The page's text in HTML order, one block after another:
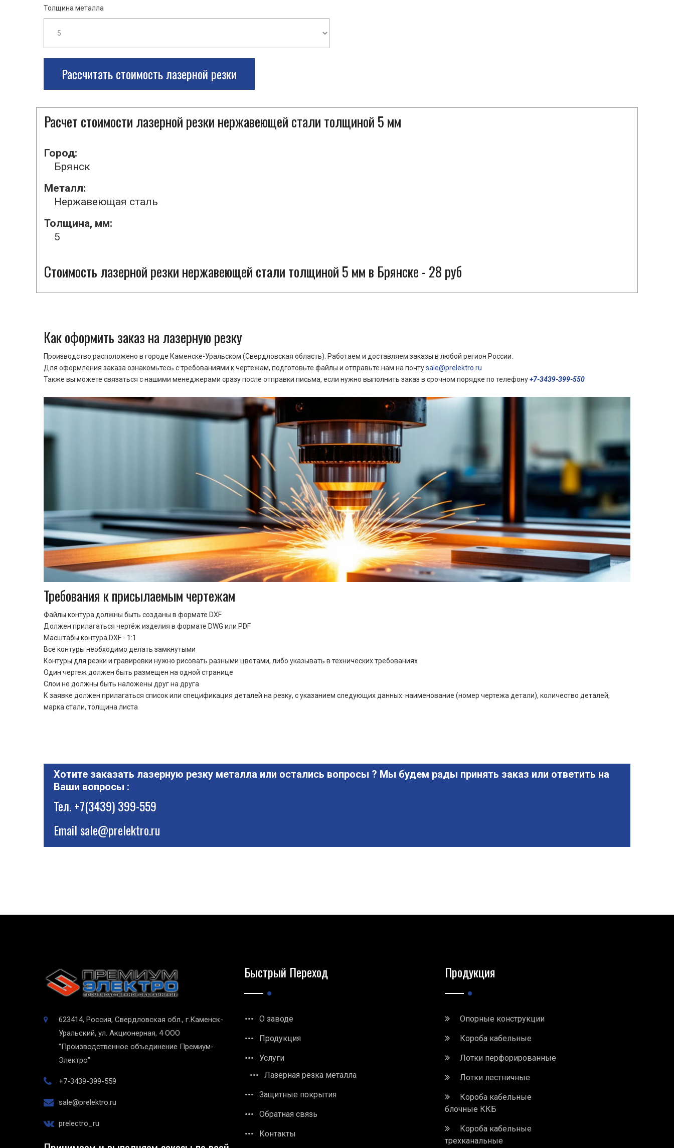
Толщина металла
Рассчитать стоимость лазерной резки
Расчет стоимости лазерной резки нержавеющей стали толщиной 5 мм
Город:
Брянск
Металл:
Нержавеющая сталь
Толщина, мм:
5
Стоимость лазерной резки нержавеющей стали толщиной 5 мм в Брянске - 28 руб
Как оформить заказ на лазерную резку
Производство расположено в городе Каменске-Уральском (Свердловская область). Работаем и доставляем заказы в любой регион России.
Для оформления заказа ознакомьтесь с требованиями к чертежам, подготовьте файлы и отправьте нам на почтуsale@prelektro.ru
Также вы можете связаться с нашими менеджерами сразу после отправки письма, если нужно выполнить заказ в срочном порядке по телефону+7-3439-399-550
Требования к присылаемым чертежам
Файлы контура должны быть созданы в формате DXF
Должен прилагаться чертёж изделия в формате DWG или PDF
Масштабы контура DXF - 1:1
Все контуры необходимо делать замкнутыми
Контуры для резки и гравировки нужно рисовать разными цветами, либо указывать в технических требованиях
Один чертеж должен быть размещен на одной странице
Cлои не должны быть наложены друг на друга
К заявке должен прилагаться список или спецификация деталей на резку, с указанием следующих данных: наименование (номер чертежа детали), количество деталей,
марка стали, толщина листа
Хотите заказать лазерную резку металла или остались вопросы ? Мы будем рады принять заказ или ответить на
Ваши вопросы :
Тел.+7(3439) 399-559
Emailsale@prelektro.ru
623414, Россия, Свердловская обл., г.Каменск-
Уральский, ул. Акционерная, 4 ООО
"Производственное объединение Премиум-
Электро"
+7-3439-399-559
sale@prelektro.ru
prelectro_ru
Быстрый Переход
О заводе
Продукция
Услуги
Лазерная резка металла
Защитные покрытия
Обратная связь
Контакты
Продукция
Опорные конструкции
Короба кабельные
Лотки перфорированные
Лотки лестничные
Короба кабельные
блочные ККБ
Короба кабельные
трехканальные